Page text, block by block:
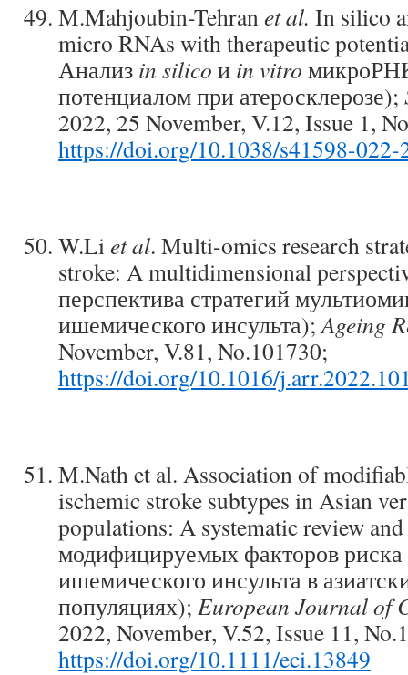
M.Mahjoubin-Tehranet al. In silico
micro RNAs with therapeutic
Анализ in silico и in vitro
потенциалом при атеросклерозе);
2022, 25 November, V.12, Issue 1,
https://doi.org/10.1038/s41598-022-
W.Liet al. Multi-omics research
stroke: A multidimensional
перспектива стратегий
ишемического инсульта);Ageing
November, V.81, No.101730;
https://doi.org/10.1016/
M.Nath et al. Association of
ischemic stroke subtypes in Asian
populations: A systematic review
модифицируемых факторов
ишемического инсульта в
популяциях); European Journal of
2022, November, V.52, Issue 11,
https://doi.org/10.1111/eci.13849